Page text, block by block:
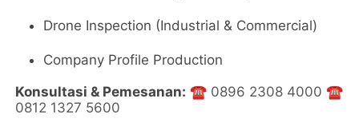
Drone Inspection (Industrial & Commercial)
Company Profile Production
Konsultasi & Pemesanan: ☎️ 0896 2308 4000 ☎️
0812 1327 5600